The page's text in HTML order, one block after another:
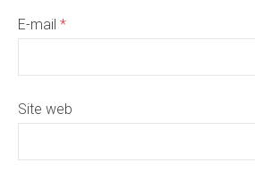
E-mail *
Site web